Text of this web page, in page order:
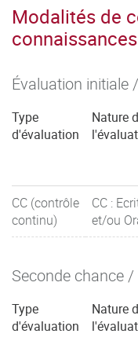
Modalités de
connaissances
Évaluation initiale
Type
d'évaluation
Nature
CC (contrôle
continu)
CC :
et/ou
Seconde chance
Type
d'évaluation
Nature